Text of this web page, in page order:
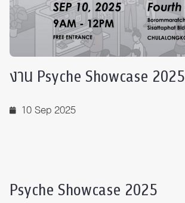
งาน Psyche Showcase 2025
10 Sep 2025
Psyche Showcase 2025